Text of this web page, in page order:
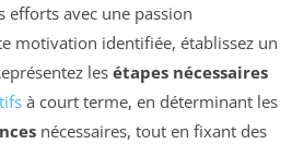
efforts avec une passion
motivation identifiée, établissez un
les étapes nécessaires
à court terme, en déterminant les
nécessaires, tout en fixant des